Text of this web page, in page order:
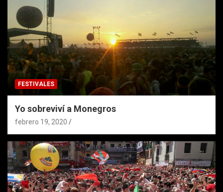
FESTIVALES
Yo sobreviví a Monegros
febrero 19, 2020